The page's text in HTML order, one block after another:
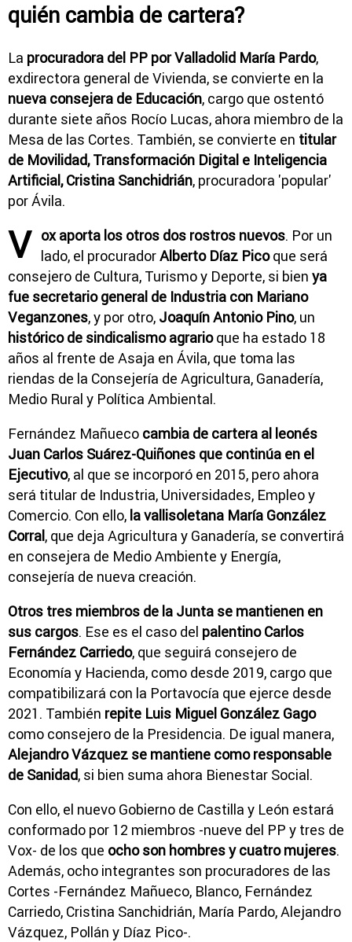
quién cambia de cartera?
La procuradora del PP por Valladolid María Pardo,
exdirectora general de Vivienda, se convierte en la
nueva consejera de Educación, cargo que ostentó
durante siete años Rocío Lucas, ahora miembro de la
Mesa de las Cortes. También, se convierte en titular
de Movilidad, Transformación Digital e Inteligencia
Artificial, Cristina Sanchidrián, procuradora 'popular'
por Ávila.
V ox aporta los otros dos rostros nuevos. Por un
lado, el procuradorAlberto Díaz Picoque será
consejero de Cultura, Turismo y Deporte, si bien ya
fue secretario general de Industria con Mariano
Veganzones, y por otro, Joaquín Antonio Pino, un
histórico de sindicalismo agrarioque ha estado 18
años al frente de Asaja en Ávila, que toma las
riendas de la Consejería de Agricultura, Ganadería,
Medio Rural y Política Ambiental.
Fernández Mañueco cambia de cartera al leonés
Juan Carlos Suárez-Quiñones que continúa en el
Ejecutivo, al que se incorporó en 2015, pero ahora
será titular de Industria, Universidades, Empleo y
Comercio. Con ello, la vallisoletana María González
Corral, que deja Agricultura y Ganadería, se convertirá
en consejera de Medio Ambiente y Energía,
consejería de nueva creación.
Otros tres miembros de la Junta se mantienen en
sus cargos. Ese es el caso del palentino Carlos
Fernández Carriedo, que seguirá consejero de
Economía y Hacienda, como desde 2019, cargo que
compatibilizará con la Portavocía que ejerce desde
2021. También repite Luis Miguel González Gago
como consejero de la Presidencia. De igual manera,
Alejandro Vázquez se mantiene como responsable
de Sanidad, si bien suma ahora Bienestar Social.
Con ello, el nuevo Gobierno de Castilla y León estará
conformado por 12 miembros -nueve del PP y tres de
Vox- de los que ocho son hombres y cuatro mujeres.
Además, ocho integrantes son procuradores de las
Cortes -Fernández Mañueco, Blanco, Fernández
Carriedo, Cristina Sanchidrián, María Pardo, Alejandro
Vázquez, Pollán y Díaz Pico-.